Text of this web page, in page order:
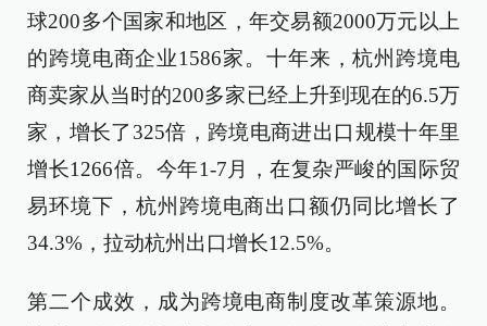
球200多个国家和地区，年交易额2000万元以上
的跨境电商企业1586家。十年来，杭州跨境电
商卖家从当时的200多家已经上升到现在的6.5万
家，增长了325倍，跨境电商进出口规模十年里
增长1266倍。今年1-7月，在复杂严峻的国际贸
易环境下，杭州跨境电商出口额仍同比增长了
34.3%，拉动杭州出口增长12.5%。
第二个成效，成为跨境电商制度改革策源地。